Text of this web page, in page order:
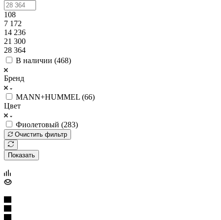
108
7 172
14 236
21 300
28 364
В наличии (468)
Бренд
MANN+HUMMEL (66)
Цвет
Фиолетовый (283)
Очистить фильтр
Показать